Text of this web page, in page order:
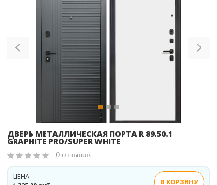
Previous
ДВЕРЬ МЕТАЛЛИЧЕСКАЯ ПОРТА R 89.50.1
GRAPHITE PRO/SUPER WHITE
0 отзывов
ЦЕНА
В КОРЗИНУ